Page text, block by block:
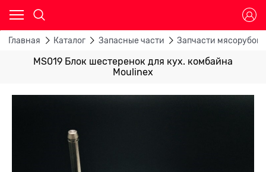
Главная Каталог Запасные части Запчасти мясорубок
MS019 Блок шестеренок для кух. комбайна
Moulinex